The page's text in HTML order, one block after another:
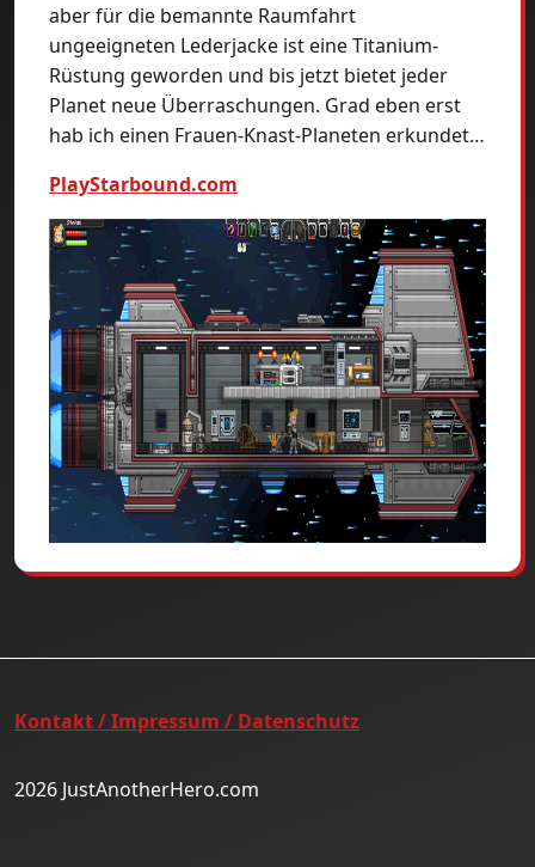
aber für die bemannte Raumfahrt
ungeeigneten Lederjacke ist eine Titanium-
Rüstung geworden und bis jetzt bietet jeder
Planet neue Überraschungen. Grad eben erst
hab ich einen Frauen-Knast-Planeten erkundet…
PlayStarbound.com
Kontakt / Impressum / Datenschutz
2026 JustAnotherHero.com